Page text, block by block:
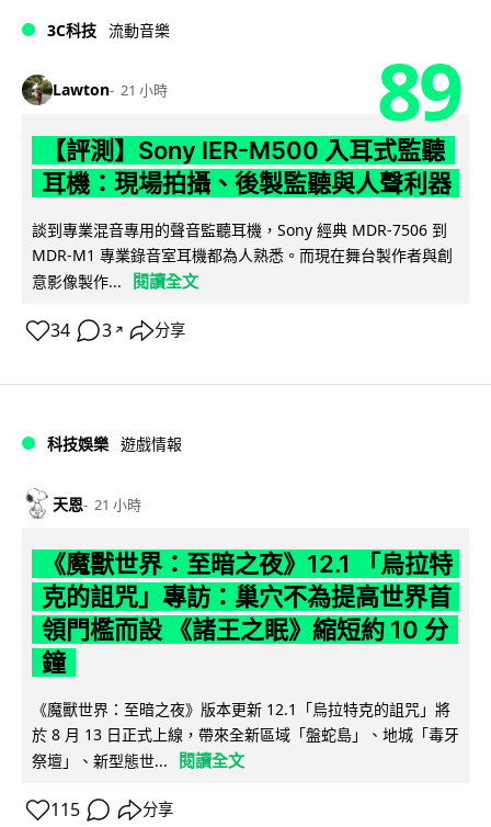
3C科技 流動音樂
Lawton 21 小時 89
【評測】Sony IER-M500 入耳式監聽
耳機：現場拍攝、後製監聽與人聲利器
談到專業混音專用的聲音監聽耳機，Sony 經典 MDR-7506 到
MDR-M1 專業錄音室耳機都為人熟悉。而現在舞台製作者與創
意影像製作...
閱讀全文
34 3 ↗ 分享
科技娛樂 遊戲情報
天恩 21 小時
《魔獸世界：至暗之夜》12.1 「烏拉特
克的詛咒」專訪：巢穴不為提高世界首
領門檻而設 《諸王之眠》縮短約 10 分
鐘
《魔獸世界：至暗之夜》版本更新 12.1「烏拉特克的詛咒」將
於 8 月 13 日正式上線，帶來全新區域「盤蛇島」、地城「毒牙
祭壇」、新型態世...
閱讀全文
115 分享